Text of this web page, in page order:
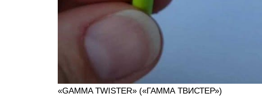
«GAMMA TWISTER» («ГАММА ТВИСТЕР»)